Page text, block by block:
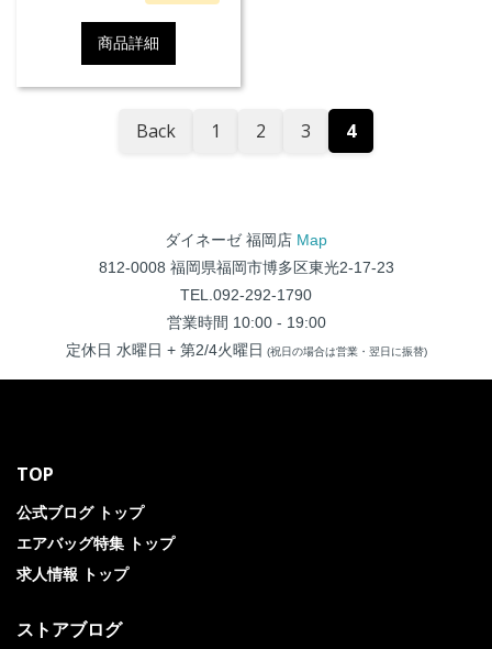
商品詳細
Back 1 2 3 4
ダイネーゼ 福岡店 Map
812-0008 福岡県福岡市博多区東光2-17-23
TEL.092-292-1790
営業時間 10:00 - 19:00
定休日 水曜日 + 第2/4火曜日 (祝日の場合は営業・翌日に振替)
TOP
公式ブログ トップ
エアバッグ特集 トップ
求人情報 トップ
ストアブログ